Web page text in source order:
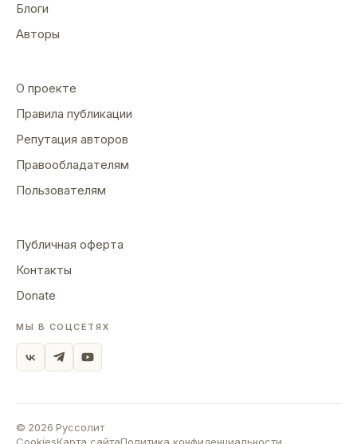
Блоги
Авторы
О проекте
Правила публикации
Репутация авторов
Правообладателям
Пользователям
Публичная оферта
Контакты
Donate
МЫ В СОЦСЕТЯХ
© 2026 Руссолит